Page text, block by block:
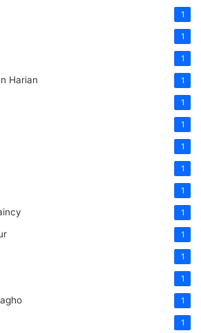
1
1
1
Harian 1
1
1
1
1
1
1
1
1
1
1
1